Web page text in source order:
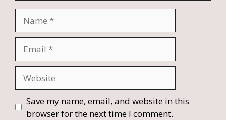
Save my name, email, and website in this
browser for the next time I comment.